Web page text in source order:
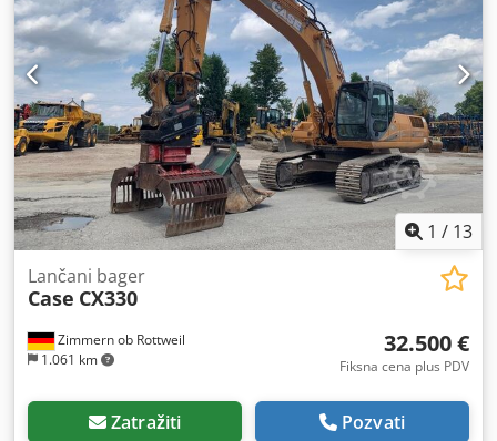
1 / 13
Zimmern ob Rottweil
1.061 km
Lančani bager
Case CX330
32.500 €
Fiksna cena plus PDV
Zatražiti Pozvati